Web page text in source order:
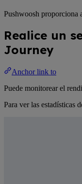
Pushwoosh proporciona
Realice un
Journey
Anchor link to
Puede monitorear el
Para ver las estadísticas